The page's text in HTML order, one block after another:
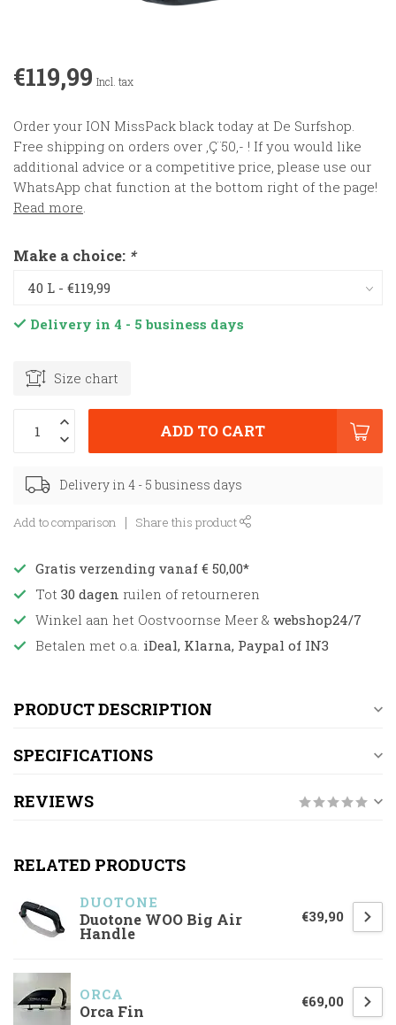
€119,99 Incl. tax
Order your ION MissPack black today at De Surfshop.
Free shipping on orders over ‚Ç¨50,- ! If you would like
additional advice or a competitive price, please use our
WhatsApp chat function at the bottom right of the page!
Read more.
Make a choice: *
Delivery in 4 - 5 business days
Size chart
ADD TO CART
Delivery in 4 - 5 business days
Add to comparison Share this product
Gratis verzending vanaf € 50,00*
Tot 30 dagen ruilen of retourneren
Winkel aan het Oostvoornse Meer & webshop24/7
Betalen met o.a. iDeal, Klarna, Paypal of IN3
PRODUCT DESCRIPTION
SPECIFICATIONS
REVIEWS
RELATED PRODUCTS
DUOTONE
Duotone WOO Big Air
Handle
€39,90
ORCA
Orca Fin
€69,00